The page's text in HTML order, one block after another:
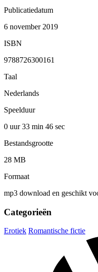
Publicatiedatum
6 november 2019
ISBN
9788726300161
Taal
Nederlands
Speelduur
0 uur 33 min 46 sec
Bestandsgrootte
28 MB
Formaat
mp3 download en geschikt
Categorieën
Erotiek Romantische fictie